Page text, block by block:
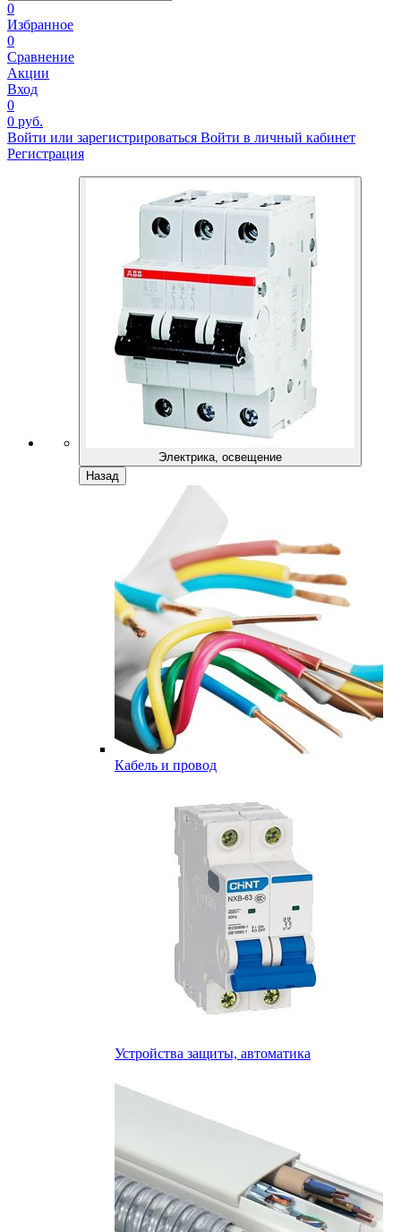
0
Избранное
0
Сравнение
Акции
Вход
0
0 руб.
Войти или зарегистрироваться Войти в личный кабинет
Регистрация
Электрика, освещение
Назад
Кабель и провод
Устройства защиты, автоматика